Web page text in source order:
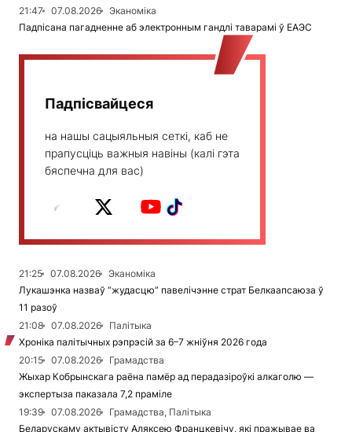
21:47
07.08.2026
Эканоміка
Падпісана пагадненне аб электронным гандлі таварамі ў ЕАЭС
Падпісвайцеся
на нашы сацыяльныя сеткі, каб не
прапусціць важныя навіны (калі гэта
бяспечна для вас)
21:25 07.08.2026
Эканоміка
Лукашэнка назваў “жудасцю” павелічэнне страт Белкаапсаюза ў
11 разоў
21:08
07.08.2026
Палітыка
Хроніка палітычных рэпрэсій за 6–7 жніўня 2026 года
20:15
07.08.2026
Грамадства
Жыхар Кобрынскага раёна памёр ад перадазіроўкі алкаголю —
экспертыза паказала 7,2 праміле
19:39
07.08.2026
Грамадства, Палітыка
Беларускаму актывісту Аляксею Францкевічу, які пражывае ва